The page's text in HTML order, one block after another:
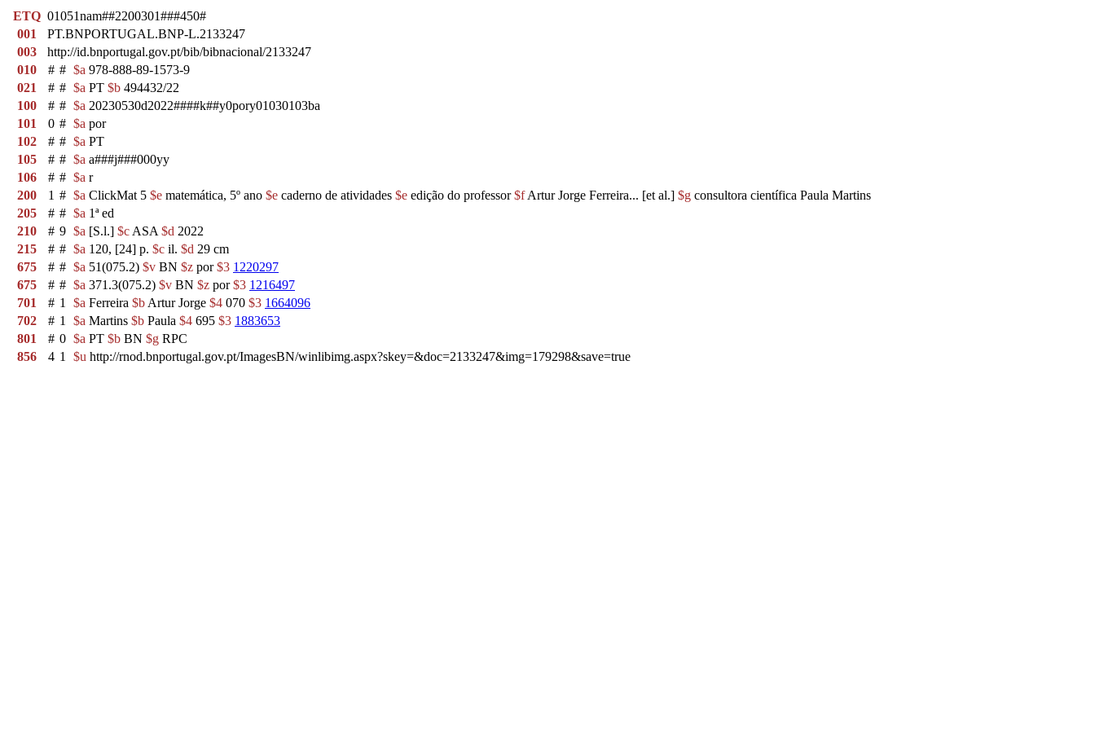
ETQ 01051nam##2200301###450#
001
PT.BNPORTUGAL.BNP-L.2133247
003
http://id.bnportugal.gov.pt/bib/bibnacional/2133247
010
# # $a 978-888-89-1573-9
021
# # $a PT $b 494432/22
100
# # $a 20230530d2022####k##y0pory01030103ba
101
0 # $a por
102
# # $a PT
105
# # $a a###j###000yy
106
# # $a r
200
1 # $a ClickMat 5 $e matemática, 5º ano $e caderno de atividades $e edição do professor$fArtur Jorge Ferreira... [et al.] $g consultora científica Paula Martins
205
# # $a 1ª ed
210
# 9 $a [S.l.] $c ASA $d 2022
215
# # $a 120, [24] p. $c il. $d 29 cm
675
# # $a 51(075.2) $v BN $z por$3 1220297
675
# # $a 371.3(075.2) $v BN $z por$3 1216497
701
# 1 $a Ferreira $b Artur Jorge $4 070 $3 1664096
702
# 1 $a Martins $b Paula $4 695 $3 1883653
801
# 0 $a PT $b BN $g RPC
856
4 1 $u http://rnod.bnportugal.gov.pt/ImagesBN/winlibimg.aspx?skey=&doc=2133247&img=179298&save=true